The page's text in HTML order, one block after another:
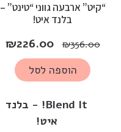
Blend It! - בלנד
איט!
“קיט” ארבעה גווני “טינט” –
בלנד איט!
₪356.00
₪226.00
הוספה לסל